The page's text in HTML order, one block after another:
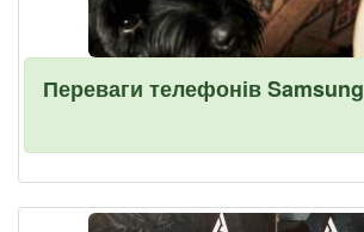
Переваги телефонів Samsung